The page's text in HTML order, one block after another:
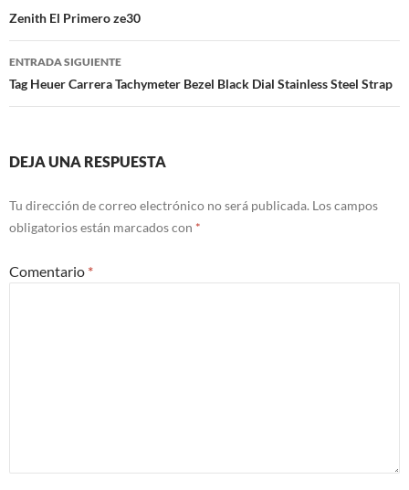
de
entradas
Zenith El Primero ze30
ENTRADA SIGUIENTE
Tag Heuer Carrera Tachymeter Bezel Black Dial Stainless Steel Strap
DEJA UNA RESPUESTA
Tu dirección de correo electrónico no será publicada. Los campos
obligatorios están marcados con *
Comentario *